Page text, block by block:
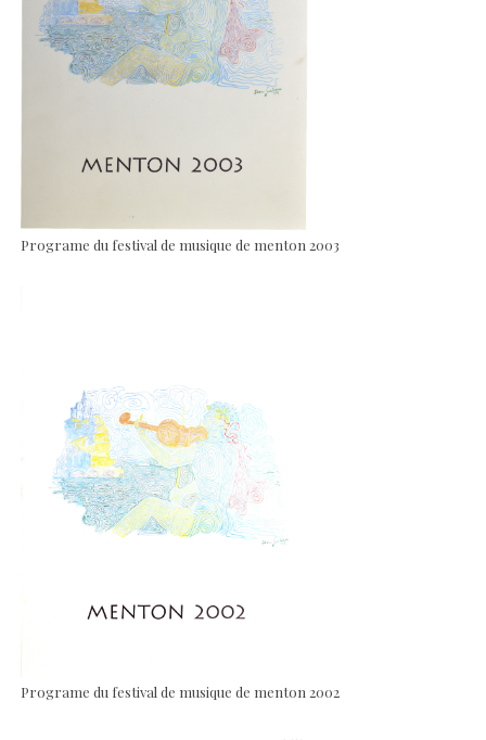
Programe du festival de musique de menton 2003
Programe du festival de musique de menton 2002